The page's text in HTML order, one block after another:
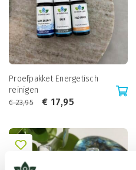
Proefpakket Energetisch
reinigen
€23,95 € 17,95